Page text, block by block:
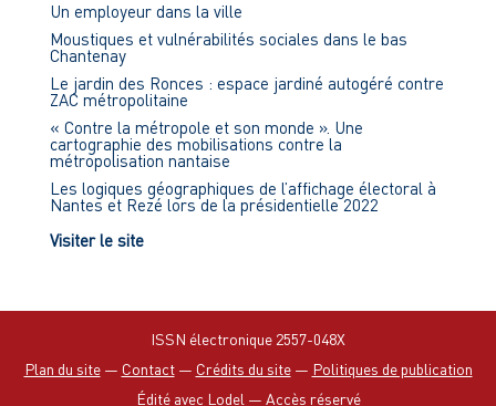
Un employeur dans la ville
Moustiques et vulnérabilités sociales dans le bas
Chantenay
Le jardin des Ronces : espace jardiné autogéré contre
ZAC métropolitaine
« Contre la métropole et son monde ». Une
cartographie des mobilisations contre la
métropolisation nantaise
Les logiques géographiques de l’affichage électoral à
Nantes et Rezé lors de la présidentielle 2022
Visiter le site
ISSN électronique 2557-048X
Plan du site— Contact— Crédits du site— Politiques de publication
Édité avec Lodel — Accès réservé